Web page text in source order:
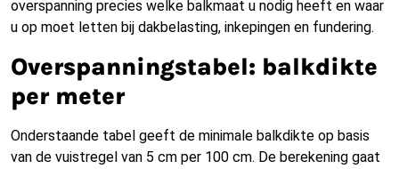
overspanning precies welke balkmaat u nodig heeft en waar
u op moet letten bij dakbelasting, inkepingen en fundering.
Overspanningstabel: balkdikte
per meter
Onderstaande tabel geeft de minimale balkdikte op basis
van de vuistregel van 5 cm per 100 cm. De berekening gaat